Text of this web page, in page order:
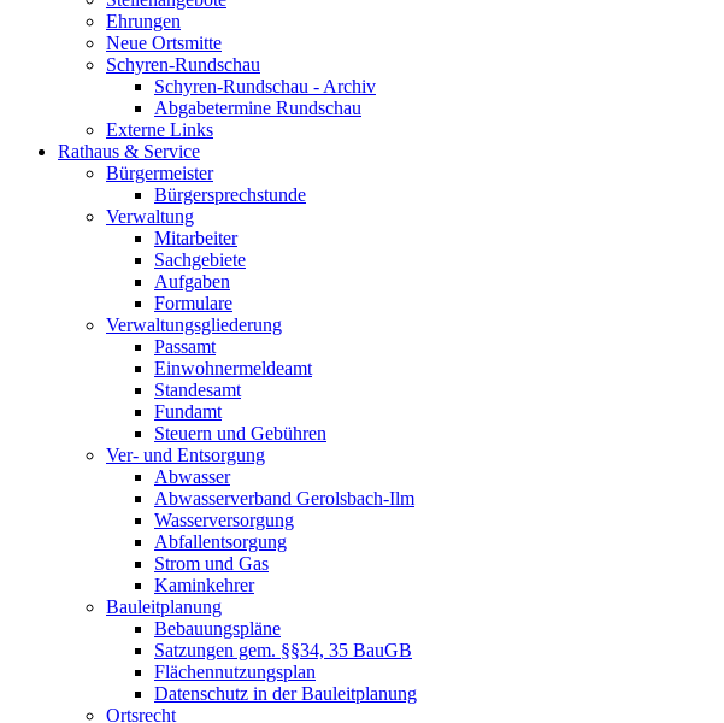
Ehrungen
Neue Ortsmitte
Schyren-Rundschau
Schyren-Rundschau - Archiv
Abgabetermine Rundschau
Externe Links
Rathaus & Service
Bürgermeister
Bürgersprechstunde
Verwaltung
Mitarbeiter
Sachgebiete
Aufgaben
Formulare
Verwaltungsgliederung
Passamt
Einwohnermeldeamt
Standesamt
Fundamt
Steuern und Gebühren
Ver- und Entsorgung
Abwasser
Abwasserverband Gerolsbach-Ilm
Wasserversorgung
Abfallentsorgung
Strom und Gas
Kaminkehrer
Bauleitplanung
Bebauungspläne
Satzungen gem. §§34, 35 BauGB
Flächennutzungsplan
Datenschutz in der Bauleitplanung
Ortsrecht